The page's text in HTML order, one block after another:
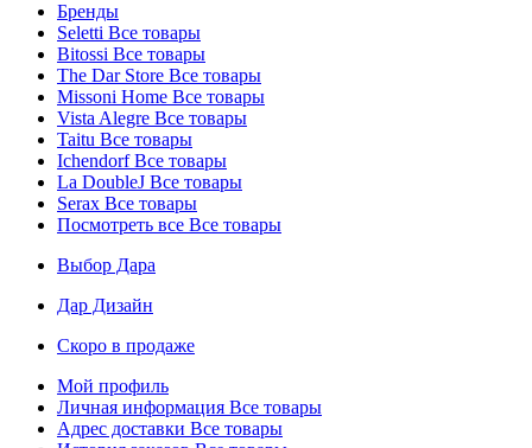
Бренды
Seletti Все товары
Bitossi Все товары
The Dar Store Все товары
Missoni Home Все товары
Vista Alegre Все товары
Taitu Все товары
IchendorfВсе товары
La DoubleJ Все товары
Serax Все товары
Посмотреть все Все товары
Выбор Дара
Дар Дизайн
Скоро в продаже
Мой профиль
Личная информация Все товары
Адрес доставки Все товары